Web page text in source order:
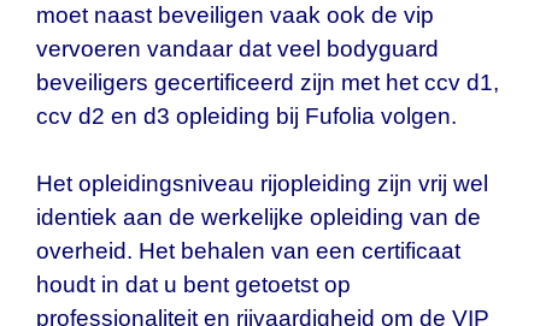
moet naast beveiligen vaak ook de vip
vervoeren vandaar dat veel bodyguard
beveiligers gecertificeerd zijn met het ccv d1,
ccv d2 en d3 opleiding bij Fufolia volgen.
Het opleidingsniveau rijopleiding zijn vrij wel
identiek aan de werkelijke opleiding van de
overheid. Het behalen van een certificaat
houdt in dat u bent getoetst op
professionaliteit en rijvaardigheid om de VIP